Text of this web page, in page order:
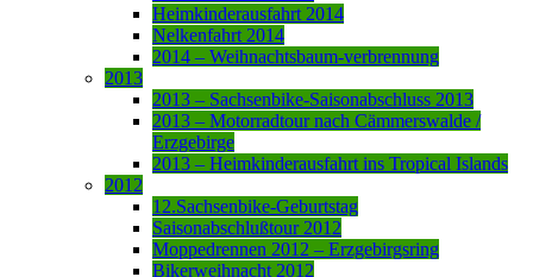
Heimkinderausfahrt 2014
Nelkenfahrt 2014
2014 – Weihnachtsbaum-verbrennung
2013
2013 – Sachsenbike-Saisonabschluss 2013
2013 – Motorradtour nach Cämmerswalde /
Erzgebirge
2013 – Heimkinderausfahrt ins Tropical Islands
2012
12.Sachsenbike-Geburtstag
Saisonabschlußtour 2012
Moppedrennen 2012 – Erzgebirgsring
Bikerweihnacht 2012